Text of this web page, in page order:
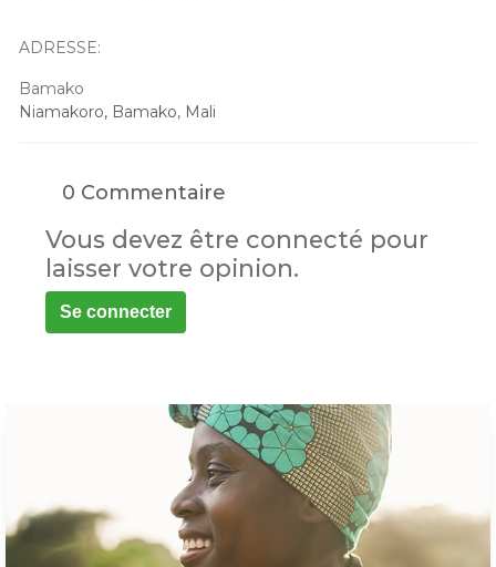
ADRESSE:
Bamako
Niamakoro, Bamako, Mali
0 Commentaire
Vous devez être connecté pour
laisser votre opinion.
Se connecter